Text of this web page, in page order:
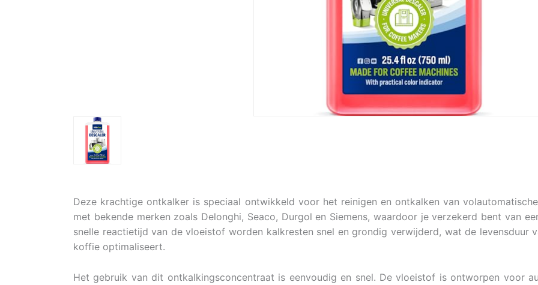
Deze krachtige ontkalker is speciaal ontwikkeld voor het reinigen en ontkalken van
met bekende merken zoals Delonghi, Seaco, Durgol en Siemens, waardoor je verzekerd bent van
snelle reactietijd van de vloeistof worden kalkresten snel en grondig verwijderd, wat de levensduur
koffie optimaliseert.
Het gebruik van dit ontkalkingsconcentraat is eenvoudig en snel. De vloeistof is ontworpen voor